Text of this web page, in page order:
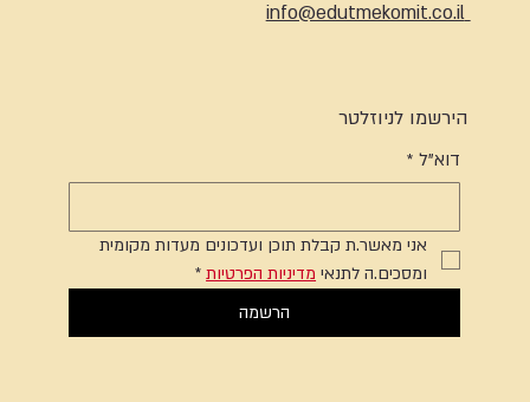
info@edutmekomit.co.il
הירשמו לניוזלטר
דוא"ל *
אני מאשר.ת קבלת תוכן ועדכונים מעדות מקומית
ומסכים.ה לתנאי מדיניות הפרטיות *
הרשמה